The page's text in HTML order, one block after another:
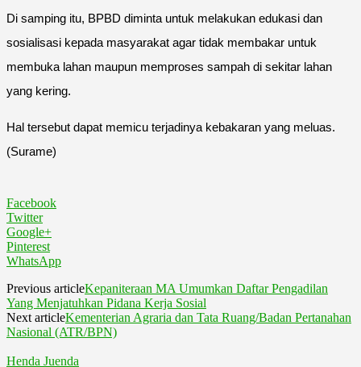
Di samping itu, BPBD diminta untuk melakukan edukasi dan
sosialisasi kepada masyarakat agar tidak membakar untuk
membuka lahan maupun memproses sampah di sekitar lahan
yang kering.
Hal tersebut dapat memicu terjadinya kebakaran yang meluas.
(Surame)
Facebook
Twitter
Google+
Pinterest
WhatsApp
Previous articleKepaniteraan MA Umumkan Daftar Pengadilan
Yang Menjatuhkan Pidana Kerja Sosial
Next articleKementerian Agraria dan Tata Ruang/Badan Pertanahan
Nasional (ATR/BPN)
Henda Juenda